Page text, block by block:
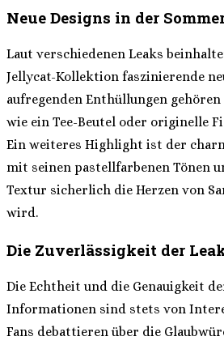
Neue Designs in der
Laut verschiedenen Leaks
Jellycat-Kollektion faszinierende
aufregenden Enthüllungen
wie ein Tee-Beutel oder originelle
Ein weiteres Highlight ist der
mit seinen pastellfarbenen Tönen
Textur sicherlich die Herzen von
wird.
Die Zuverlässigkeit der
Die Echtheit und die Genauigkeit
Informationen sind stets von
Fans debattieren über die